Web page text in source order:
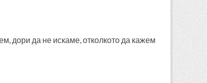
дори да не искаме, отколкото да кажем